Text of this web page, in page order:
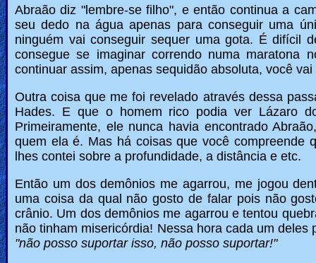
Abraão diz "lembre-se filho", e então continua a
seu dedo na água apenas para conseguir uma
ninguém vai conseguir sequer uma gota. É difícil
consegue se imaginar correndo numa
continuar assim, apenas sequidão absoluta, você
Outra coisa que me foi revelado através dessa
Hades. E que o homem rico podia ver Lázaro
Primeiramente, ele nunca havia encontrado
quem ela é. Mas há coisas que você compreende
lhes contei sobre a profundidade, a distância e etc.
Então um dos demônios me agarrou, me jogou
uma coisa da qual não gosto de falar pois não
crânio. Um dos demônios me agarrou e tentou
não tinham misericórdia! Nessa hora cada um
"não posso suportar isso, não posso suportar!"